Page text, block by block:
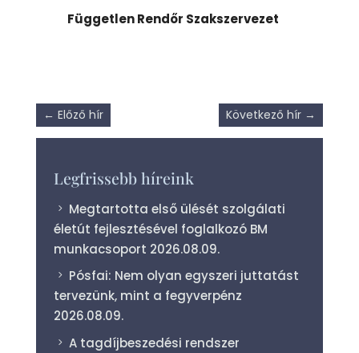
Független Rendőr Szakszervezet
← Előző hír Következő hír →
Legfrissebb híreink
Megtartotta első ülését szolgálati
életút fejlesztésével foglalkozó BM
munkacsoport 2026.08.09.
Pósfai: Nem olyan egyszeri juttatást
tervezünk, mint a fegyverpénz
2026.08.09.
A tagdíjbeszedési rendszer